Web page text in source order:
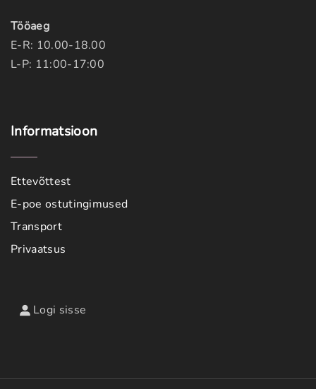
Tööaeg
E-R: 10.00-18.00
L-P: 11:00-17:00
Informatsioon
Ettevõttest
E-poe ostutingimused
Transport
Privaatsus
Logi sisse